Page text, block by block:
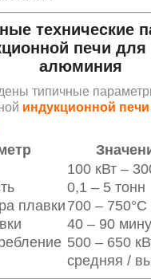
технические
печи для
алюминия
типичные
индукционной
100 кВт –
0,1 – 5 тонн
плавки 700 – 750°C
40 – 90
500 – 650
средняя /